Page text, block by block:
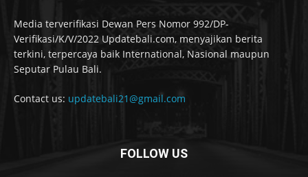
Media terverifikasi Dewan Pers Nomor 992/DP-
Verifikasi/K/V/2022 Updatebali.com, menyajikan berita
terkini, terpercaya baik International, Nasional maupun
Seputar Pulau Bali.
Contact us: updatebali21@gmail.com
FOLLOW US